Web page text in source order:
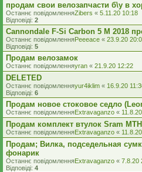
продам свои велозапчасти б\у в
Останнє повідомленняZibers « 5.11.20 10:18
Відповіді: 2
Cannondale F-Si Carbon 5 M 2018
Останнє повідомленняPeeeace « 23.9.20
Відповіді: 5
Продам велозамок
Останнє повідомленняyran « 21.9.20 12:22
DELETED
Останнє повідомленняyur4iklim « 16.9.20
Відповіді: 6
Продам новое стоковое седло
Останнє повідомленняExtravaganzo «
Продам комплект втулок Sram
Останнє повідомленняExtravaganzo «
Продам; Вилка, подседельная
фонарик
Останнє повідомленняExtravaganzo « 7.8.20
Відповіді: 4